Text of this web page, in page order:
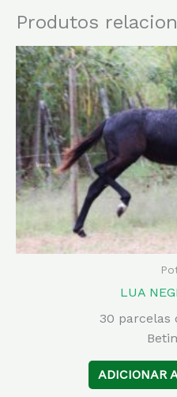
Produtos
LUA
30 parcelas
ADICIONAR